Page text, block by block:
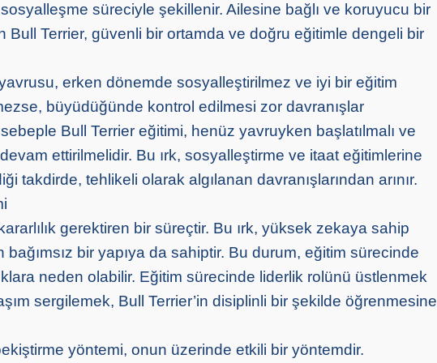
süreciyle şekillenir. Ailesine bağlı ve koruyucu bir
Bull Terrier, güvenli bir ortamda ve doğru eğitimle dengeli bir
erken dönemde sosyalleştirilmez ve iyi bir eğitim
büyüdüğünde kontrol edilmesi zor davranışlar
Bull Terrier eğitimi, henüz yavruyken başlatılmalı ve
ettirilmelidir. Bu ırk, sosyalleştirme ve itaat eğitimlerine
takdirde, tehlikeli olarak algılanan davranışlarından arınır.
gerektiren bir süreçtir. Bu ırk, yüksek zekaya sahip
bağımsız bir yapıya da sahiptir. Bu durum, eğitim sürecinde
neden olabilir. Eğitim sürecinde liderlik rolünü üstlenmek
sergilemek, Bull Terrier’in disiplinli bir şekilde öğrenmesine
yöntemi, onun üzerinde etkili bir yöntemdir.